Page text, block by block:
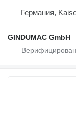
Германия,
GINDUMAC GmbH